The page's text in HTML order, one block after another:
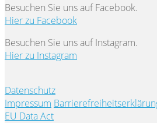
Besuchen Sie uns auf Facebook.
Hier zu Facebook
Besuchen Sie uns auf Instagram.
Hier zu Instagram
Datenschutz
Impressum
EU Data Act